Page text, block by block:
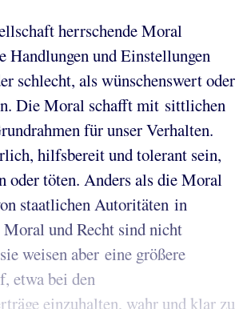
herrschende Moral
Handlungen und Einstellungen
schlecht, als wünschenswert oder
Die Moral schafft mit sittlichen
für unser Verhalten.
hilfsbereit und tolerant sein,
oder töten. Anders als die Moral
staatlichen Autoritäten in
und Recht sind nicht
weisen aber eine größere
etwa bei den
einzuhalten, wahr und klar zu